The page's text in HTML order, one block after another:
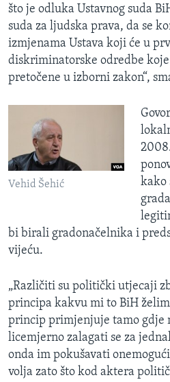
što je odluka Ustavnog suda
suda za ljudska prava, da se
izmjenama Ustava koji će u
diskriminatorske odredbe
pretočene u izborni zakon“,
Vehid Šehić
kako
bi birali gradonačelnika i
vijeću.
„Različiti su politički utjecaji
principa kakvu mi to BiH
princip primjenjuje tamo gdje
licemjerno zalagati se za
onda im pokušavati
volja zato što kod aktera